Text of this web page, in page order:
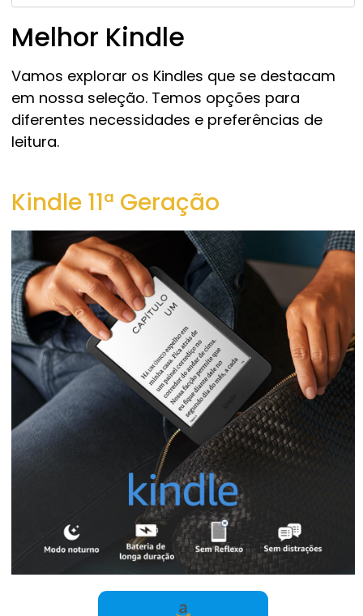
Melhor Kindle
Vamos explorar os Kindles que se destacam
em nossa seleção. Temos opções para
diferentes necessidades e preferências de
leitura.
Kindle 11ª Geração